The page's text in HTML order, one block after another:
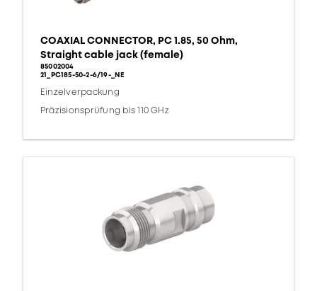
COAXIAL CONNECTOR, PC 1.85, 50 Ohm,
Straight cable jack (female)
85002004
21_PC185-50-2-6/19-_NE
Einzelverpackung
Präzisionsprüfung bis 110 GHz